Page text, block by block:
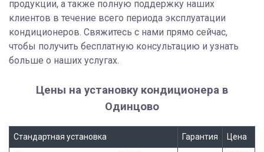
продукции, а также полную поддержку наших
клиентов в течение всего периода эксплуатации
кондиционеров. Свяжитесь с нами прямо сейчас,
чтобы получить бесплатную консультацию и узнать
больше о наших услугах.
Цены на установку кондиционера в
Одинцово
Стандартная установка Гарантия Цена